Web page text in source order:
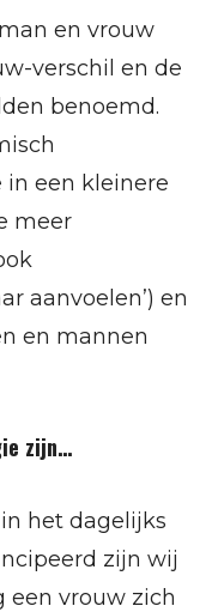
en vrouw
verschil en de
benoemd.
in een kleinere
meer
aanvoelen’) en
en mannen
zijn…
in het dagelijks
zijn wij
een vrouw zich